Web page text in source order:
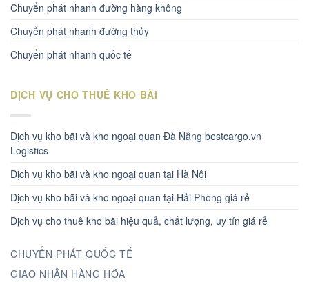
Chuyển phát nhanh đường hàng không
Chuyển phát nhanh đường thủy
Chuyển phát nhanh quốc tế
DỊCH VỤ CHO THUÊ KHO BÃI
Dịch vụ kho bãi và kho ngoại quan Đà Nẵng bestcargo.vn
Logistics
Dịch vụ kho bãi và kho ngoại quan tại Hà Nội
Dịch vụ kho bãi và kho ngoại quan tại Hải Phòng giá rẻ
Dịch vụ cho thuê kho bãi hiệu quả, chất lượng, uy tín giá rẻ
CHUYỂN PHÁT QUỐC TẾ
GIAO NHẬN HÀNG HÓA